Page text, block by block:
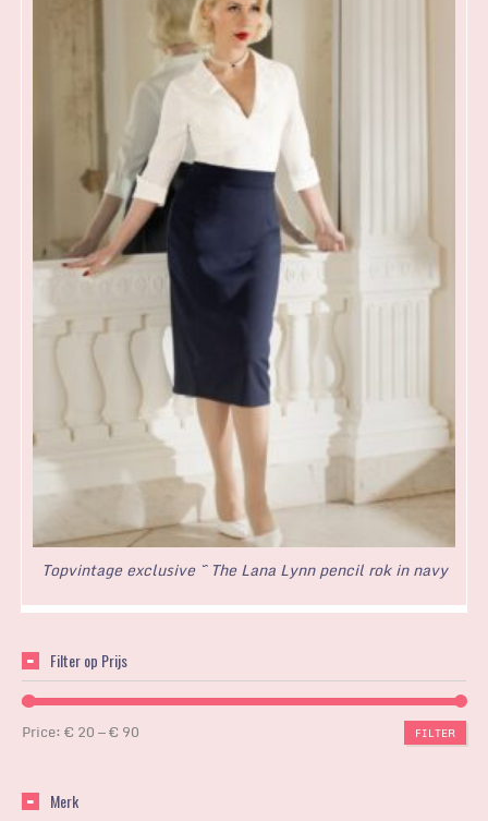
Topvintage exclusive ~ The Lana Lynn pencil rok in navy
Filter op Prijs
FILTER
Price:€ 20—€ 90
Merk